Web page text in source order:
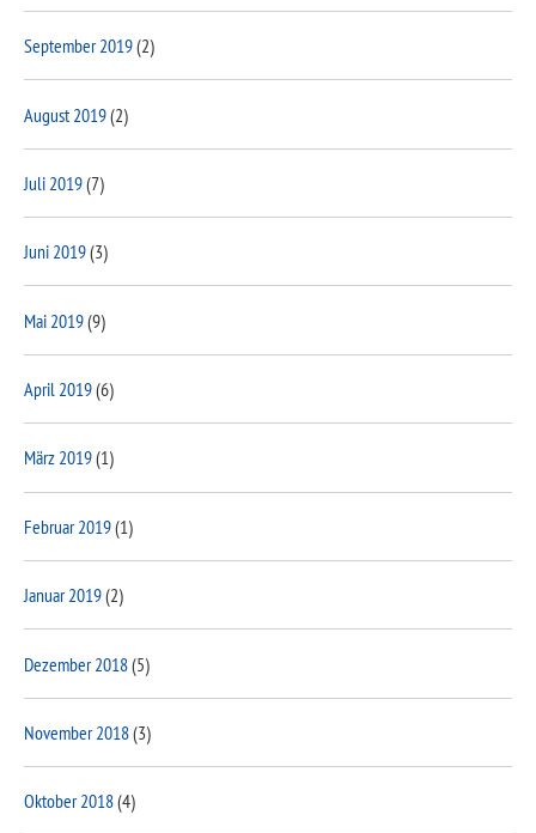
September 2019(2)
August 2019(2)
Juli 2019(7)
Juni 2019(3)
Mai 2019(9)
April 2019(6)
März 2019(1)
Februar 2019(1)
Januar 2019(2)
Dezember 2018(5)
November 2018(3)
Oktober 2018(4)